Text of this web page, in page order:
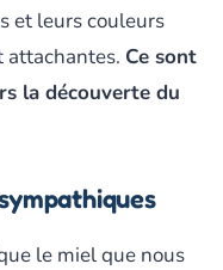
et leurs couleurs
attachantes. Ce sont
la découverte du
le miel que nous